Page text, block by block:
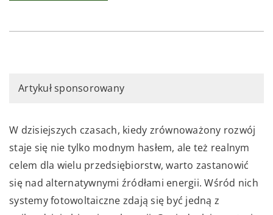
Artykuł sponsorowany
W dzisiejszych czasach, kiedy zrównoważony rozwój
staje się nie tylko modnym hasłem, ale też realnym
celem dla wielu przedsiębiorstw, warto zastanowić
się nad alternatywnymi źródłami energii. Wśród nich
systemy fotowoltaiczne zdają się być jedną z